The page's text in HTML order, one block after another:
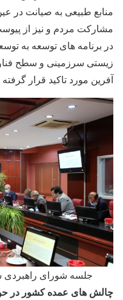
منابع طبیعی به صیانت در
مشارکت مردم و نیز از
در برنامه های توسعه به
زیستی سرزمینی و سطح
آفرین مورد تاکید قرار گرفته
جلسه شورای
چالش های عمده کشور در